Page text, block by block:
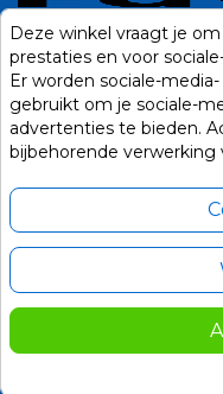
Deze winkel vraagt je
prestaties en voor
Er worden sociale-
gebruikt om je sociale-
advertenties te bieden.
bijbehorende verwerking